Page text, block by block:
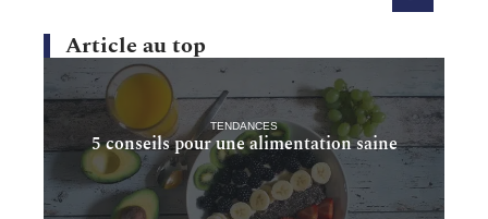
Article au top
TENDANCES
5 conseils pour une alimentation saine